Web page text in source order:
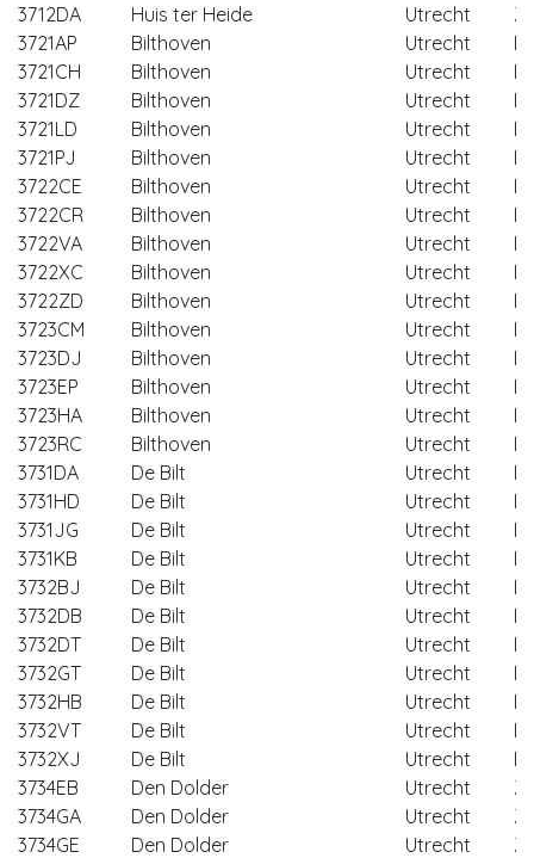
3712DA
Huis ter Heide Utrecht
3721AP
Bilthoven Utrecht
3721CH
Bilthoven Utrecht
3721DZ
Bilthoven Utrecht
3721LD
Bilthoven Utrecht
3721PJ
Bilthoven Utrecht
3722CE
Bilthoven Utrecht
3722CR
Bilthoven Utrecht
3722VA
Bilthoven Utrecht
3722XC
Bilthoven Utrecht
3722ZD
Bilthoven Utrecht
3723CM
Bilthoven Utrecht
3723DJ
Bilthoven Utrecht
3723EP
Bilthoven Utrecht
3723HA
Bilthoven Utrecht
3723RC
Bilthoven Utrecht
3731DA
De Bilt Utrecht
3731HD
De Bilt Utrecht
3731JG
De Bilt Utrecht
3731KB
De Bilt Utrecht
3732BJ
De Bilt Utrecht
3732DB
De Bilt Utrecht
3732DT
De Bilt Utrecht
3732GT
De Bilt Utrecht
3732HB
De Bilt Utrecht
3732VT
De Bilt Utrecht
3732XJ
De Bilt Utrecht
3734EB
Den Dolder Utrecht
3734GA
Den Dolder Utrecht
3734GE
Den Dolder Utrecht